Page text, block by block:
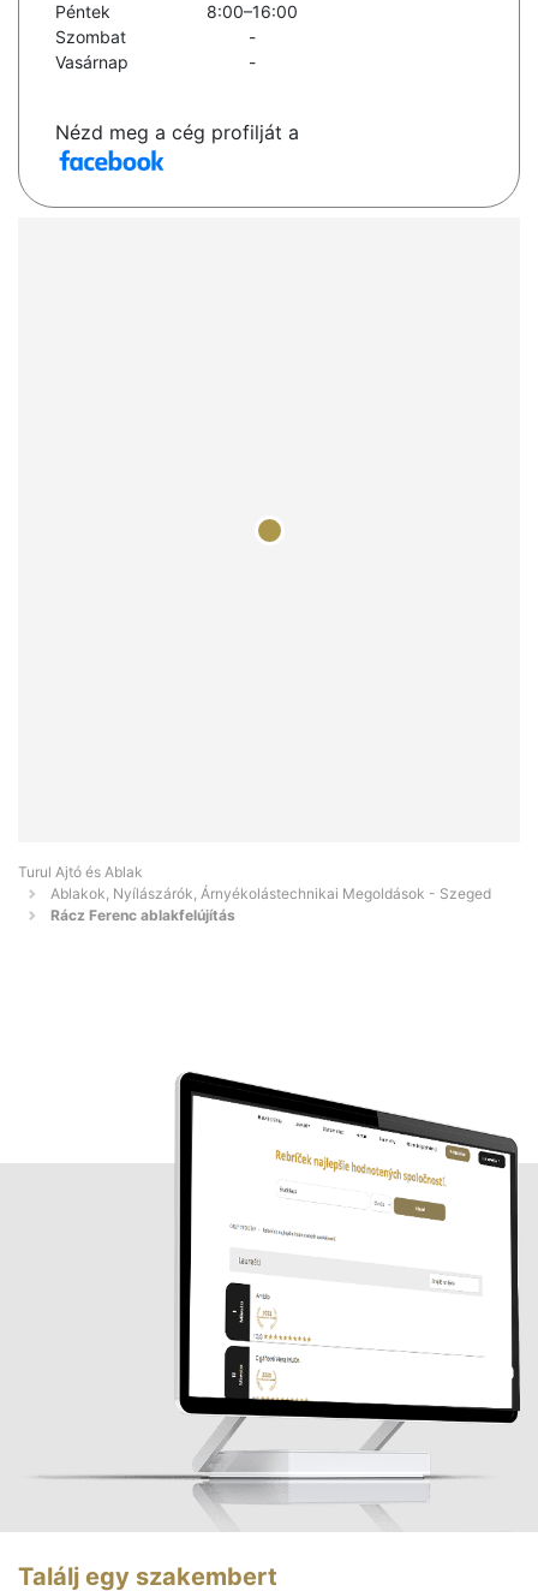
Péntek
8:00–16:00
Szombat
-
Vasárnap
-
Nézd meg a cég profilját a
Turul Ajtó és Ablak
Ablakok, Nyílászárók, Árnyékolástechnikai Megoldások - Szeged
Rácz Ferenc ablakfelújítás
Találj egy szakembert